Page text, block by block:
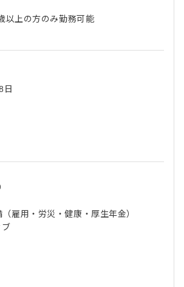
以上の方のみ勤務可能
日
雇用・労災・健康・厚生年金）
ブ